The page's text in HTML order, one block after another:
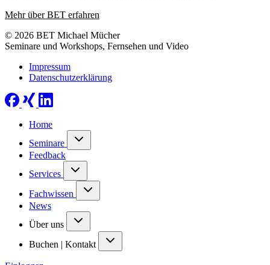
Mehr über BET erfahren
© 2026 BET Michael Mücher
Seminare und Workshops, Fernsehen und Video
Impressum
Datenschutzerklärung
Home
Seminare
Feedback
Services
Fachwissen
News
Über uns
Buchen | Kontakt